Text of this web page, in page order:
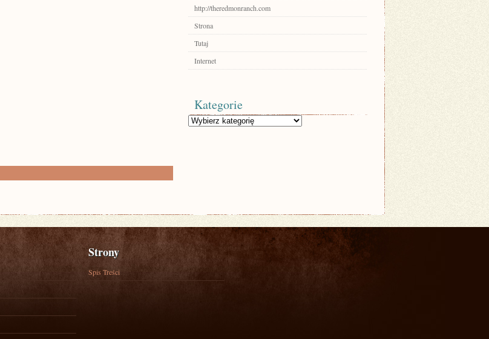
http://theredmonranch.com
Strona
Tutaj
Internet
Kategorie
Kategorie
Strony
Spis Treści